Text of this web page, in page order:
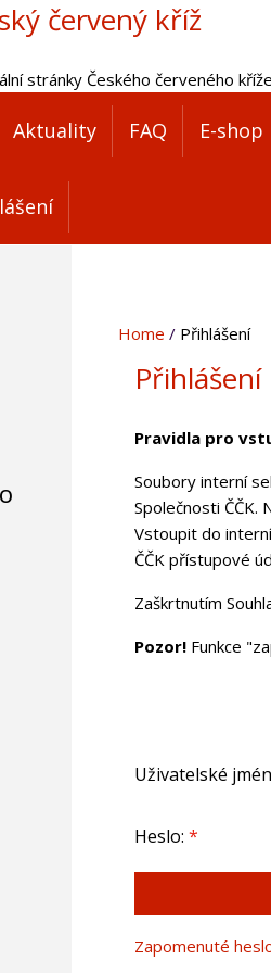
červený kříž
stránky Českého červeného kříže
Aktuality FAQ E-shop
Home Přihlášení
Přihlášení
Pravidla pro
Soubory interní
Společnosti
Vstoupit do
ČČK přístupové
Zaškrtnutím
Pozor!Funkce
Uživatelské
Heslo: *
Zapomenuté